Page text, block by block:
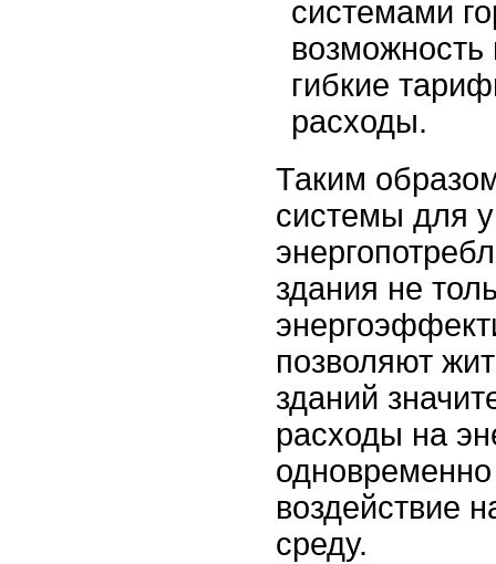
системами
возможность
гибкие
расходы.
Таким
системы для
здания не
позволяют
зданий
расходы на
воздействие
среду.